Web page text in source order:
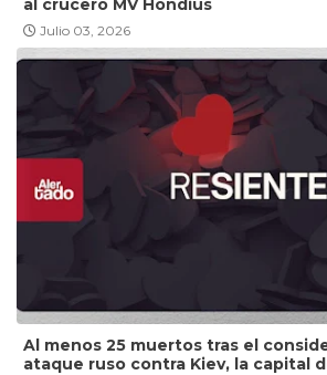
al crucero MV Hondius
Julio 03, 2026
Al menos 25 muertos tras el
ataque ruso contra Kiev, la capital